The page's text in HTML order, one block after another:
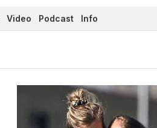
Video Podcast Info